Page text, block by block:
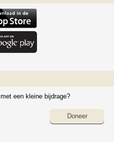
met een kleine bijdrage?
Doneer